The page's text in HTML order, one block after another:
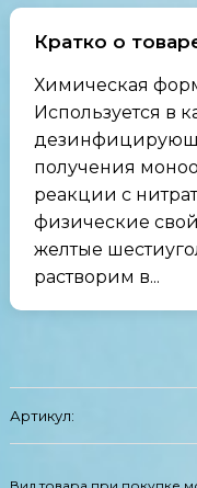
Кратко о
Химическая
Используется в
получения
реакции с
физические
желтые
растворим в...
Артикул: